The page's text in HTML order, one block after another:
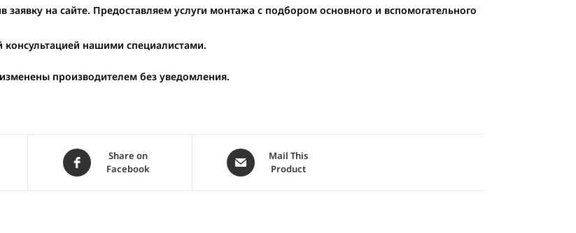
на сайте. Предоставляем услуги монтажа с подбором основного и вспомогательного
консультацией нашими специалистами.
производителем без уведомления.
Share on
Facebook
Mail This
Product